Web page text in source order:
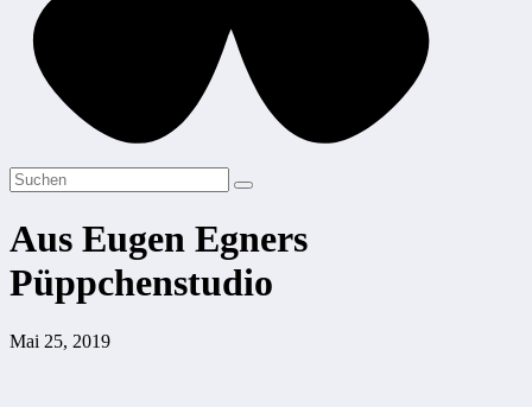
Aus Eugen Egners
Püppchenstudio
Mai 25, 2019